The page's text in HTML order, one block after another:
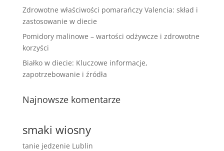
Zdrowotne właściwości pomarańczy Valencia: skład i
zastosowanie w diecie
Pomidory malinowe – wartości odżywcze i zdrowotne
korzyści
Białko w diecie: Kluczowe informacje,
zapotrzebowanie i źródła
Najnowsze komentarze
smaki wiosny
tanie jedzenie Lublin